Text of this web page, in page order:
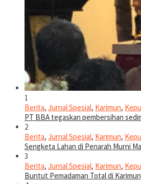
1
Berita, Jurnal Spesial, Karimun,
PT BBA tegaskan pembersihan
2
Berita, Jurnal Spesial, Karimun,
Sengketa Lahan di Penarah Murni
3
Berita, Jurnal Spesial, Karimun,
Buntut Pemadaman Total di